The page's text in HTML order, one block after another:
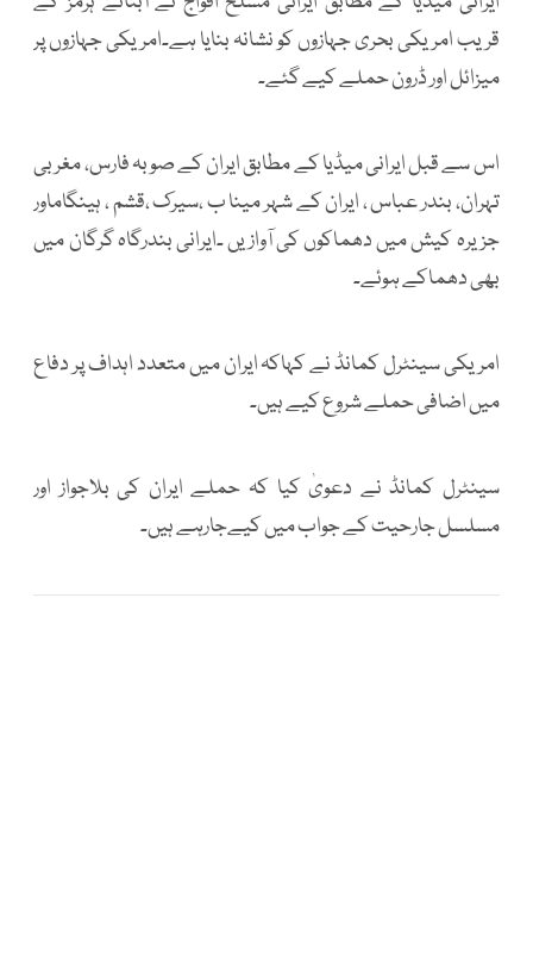
قریب امریکی بحری جہازوں کو نشانہ بنایا ہے۔امریکی جہازوں پر
میزائل اور ڈرون حملے کیے گئے۔
اس سے قبل ایرانی میڈیا کے مطابق ایران کے صوبہ فارس، مغربی
تہران، بندر عباس ، ایران کے شہر مینا ب ،سیرک ،قشم ، ہینگاماور
جزیرہ کیش میں دھماکوں کی آوازیں ۔ایرانی بندرگاہ گرگان میں
بھی دھماکے ہوئے۔
امریکی سینٹرل کمانڈ نے کہاکہ ایران میں متعدد اہداف پر دفاع
میں اضافی حملے شروع کیے ہیں۔
سینٹرل کمانڈ نے دعویٰ کیا کہ حملے ایران کی بلاجواز اور
مسلسل جارحیت کے جواب میں کیےجارہے ہیں۔